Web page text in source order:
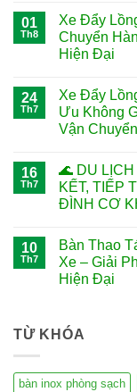
01
Th8
Xe Đẩy
Chuyển
Hiện Đại
24
Th7
Xe Đẩy
Ưu Không
Vận Chuyển
16
Th7
🌊 DU
KẾT, TIẾP
ĐÌNH CƠ
10
Th7
Bàn Thao
Xe – Giải
Hiện Đại
TỪ KHÓA
bàn inox phòng sạch